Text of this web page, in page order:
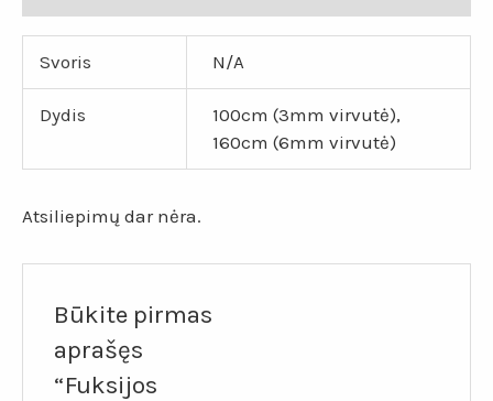
Svoris N/A
Dydis
100cm (3mm virvutė),
160cm (6mm virvutė)
Atsiliepimų dar nėra.
Būkite pirmas
aprašęs
“Fuksijos